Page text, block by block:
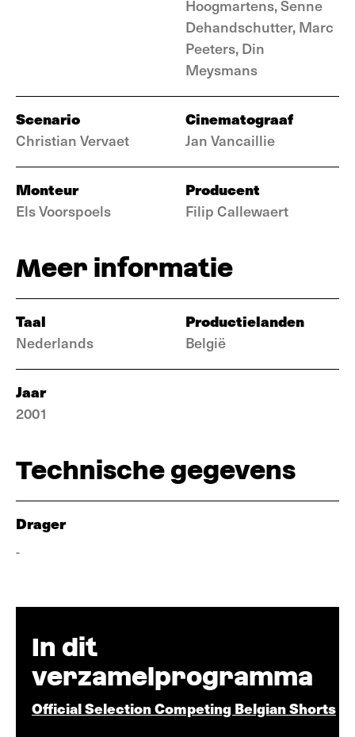
Hoogmartens, Senne
Dehandschutter, Marc
Peeters, Din
Meysmans
Scenario
Christian Vervaet
Cinematograaf
Jan Vancaillie
Monteur
Els Voorspoels
Producent
Filip Callewaert
Meer informatie
Taal
Nederlands
Productielanden
België
Jaar
2001
Technische gegevens
Drager
-
In dit
verzamelprogramma
Official Selection Competing Belgian Shorts